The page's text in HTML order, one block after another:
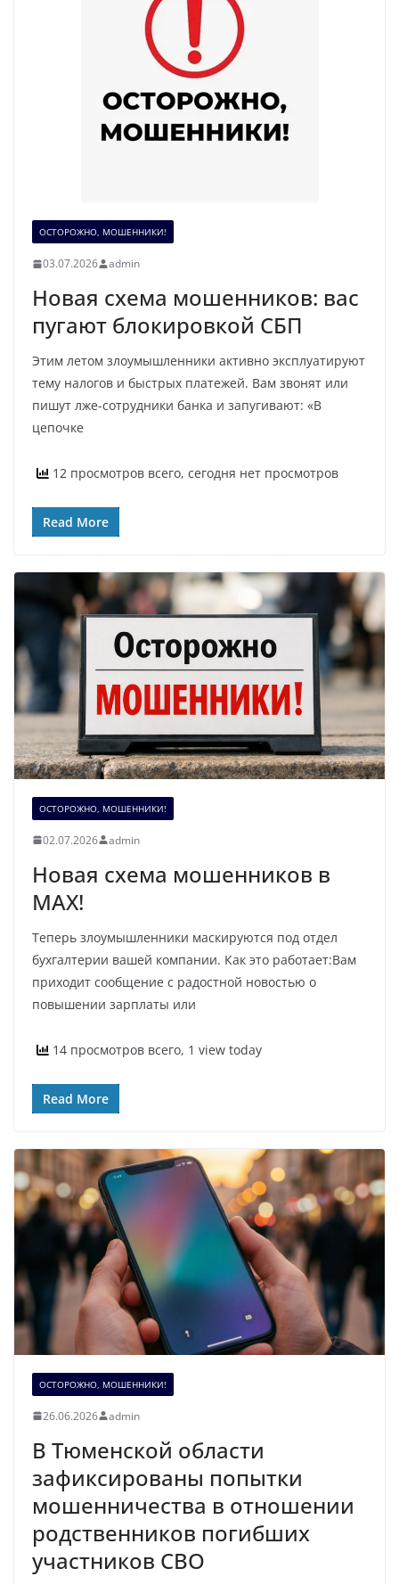
ОСТОРОЖНО, МОШЕННИКИ!
03.07.2026 admin
Новая схема мошенников: вас
пугают блокировкой СБП
Этим летом злоумышленники активно эксплуатируют
тему налогов и быстрых платежей. Вам звонят или
пишут лже-сотрудники банка и запугивают: «В
цепочке
12 просмотров всего, сегодня нет просмотров
Read More
ОСТОРОЖНО, МОШЕННИКИ!
02.07.2026 admin
Новая схема мошенников в
MAX!
Теперь злоумышленники маскируются под отдел
бухгалтерии вашей компании. Как это работает:Вам
приходит сообщение с радостной новостью о
повышении зарплаты или
14 просмотров всего, 1 view today
Read More
ОСТОРОЖНО, МОШЕННИКИ!
26.06.2026 admin
В Тюменской области
зафиксированы попытки
мошенничества в отношении
родственников погибших
участников СВО